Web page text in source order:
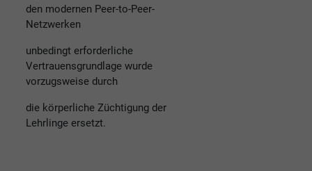
den modernen Peer-to-Peer-
Netzwerken
unbedingt erforderliche
Vertrauensgrundlage wurde
vorzugsweise durch
die körperliche Züchtigung der
Lehrlinge ersetzt.